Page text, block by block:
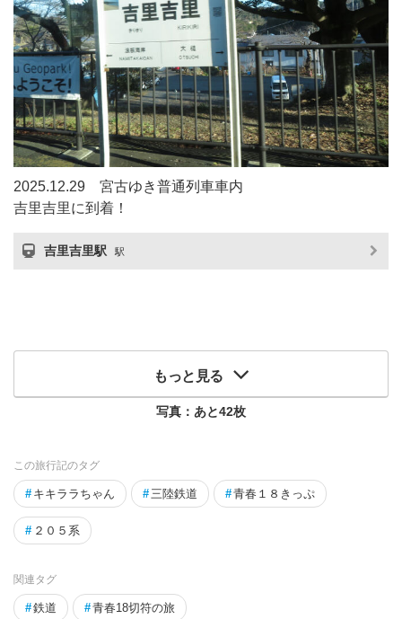
2025.12.29 宮古ゆき普通列車車内
吉里吉里に到着！
吉里吉里駅 駅
もっと見る
写真：あと42枚
この旅行記のタグ
# キキララちゃん # 三陸鉄道 #青春１８きっぷ
# ２０５系
関連タグ
#鉄道 #青春18切符の旅